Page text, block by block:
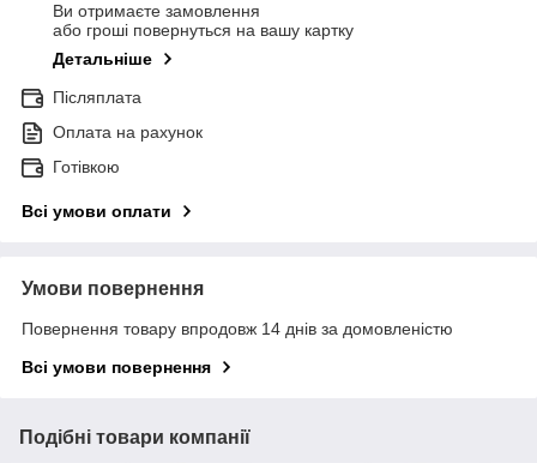
Ви отримаєте замовлення
або гроші повернуться на вашу картку
Детальніше
Післяплата
Оплата на рахунок
Готівкою
Всі умови оплати
Умови повернення
Повернення товару впродовж 14 днів за домовленістю
Всі умови повернення
Подібні товари компанії